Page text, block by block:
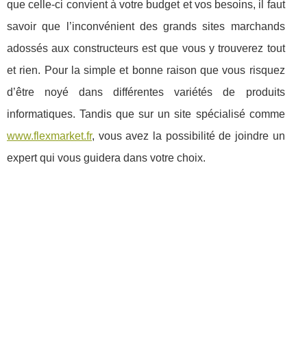
que celle-ci convient à votre budget et vos besoins, il faut
savoir que l’inconvénient des grands sites marchands
adossés aux constructeurs est que vous y trouverez tout
et rien. Pour la simple et bonne raison que vous risquez
d’être noyé dans différentes variétés de produits
informatiques. Tandis que sur un site spécialisé comme
www.flexmarket.fr, vous avez la possibilité de joindre un
expert qui vous guidera dans votre choix.